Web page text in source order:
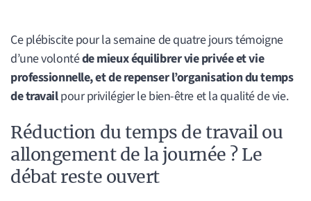
Ce plébiscite pour la semaine de quatre jours témoigne
d’une volontéde mieux équilibrer vie privée et vie
professionnelle, et de repenser l’organisation du temps
de travailpour privilégier le bien-être et la qualité de vie.
Réduction du temps de travail ou
allongement de la journée ? Le
débat reste ouvert